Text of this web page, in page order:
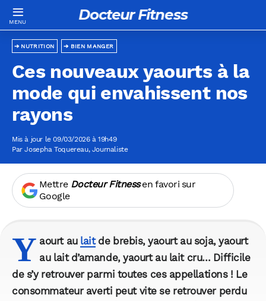
Docteur Fitness
BIEN MANGER
NUTRITION
Ces nouveaux yaourts à la
mode qui envahissent nos
rayons
Mis à jour le 09/03/2026 à 19h49
ParJosepha Toquereau, Journaliste
Mettre Docteur Fitnessen favori sur
Google
Y aourt au laitde brebis, yaourt au soja, yaourt
au lait d’amande, yaourt au lait cru… Difficile
de s’y retrouver parmi toutes ces appellations ! Le
consommateur averti peut vite se retrouver perdu